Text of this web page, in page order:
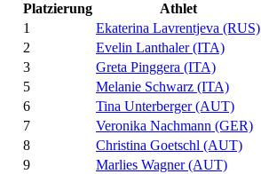
Platzierung
Athlet
1
Ekaterina Lavrentjeva (RUS)
2
Evelin Lanthaler (ITA)
3
Greta Pinggera (ITA)
5
Melanie Schwarz (ITA)
6
Tina Unterberger (AUT)
7
Veronika Nachmann (GER)
8
Christina Goetschl (AUT)
9
Marlies Wagner (AUT)